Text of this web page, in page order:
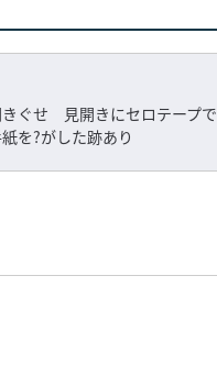
ぐせ 見開きにセロテープで
を?がした跡あり